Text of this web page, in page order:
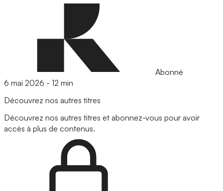
Abonné
6 mai 2026 - 12 min
Découvrez nos autres titres
Découvrez nos autres titres et abonnez-vous pour avoir
accès à plus de contenus.